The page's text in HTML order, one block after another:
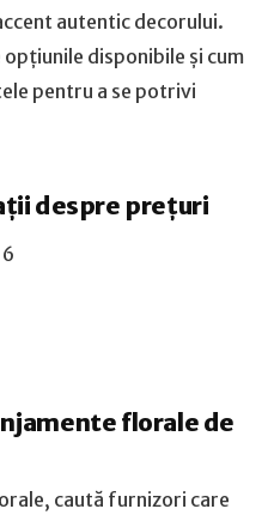
autentic decorului.
disponibile și cum
pentru a se potrivi
despre prețuri
6
florale de
caută furnizori care